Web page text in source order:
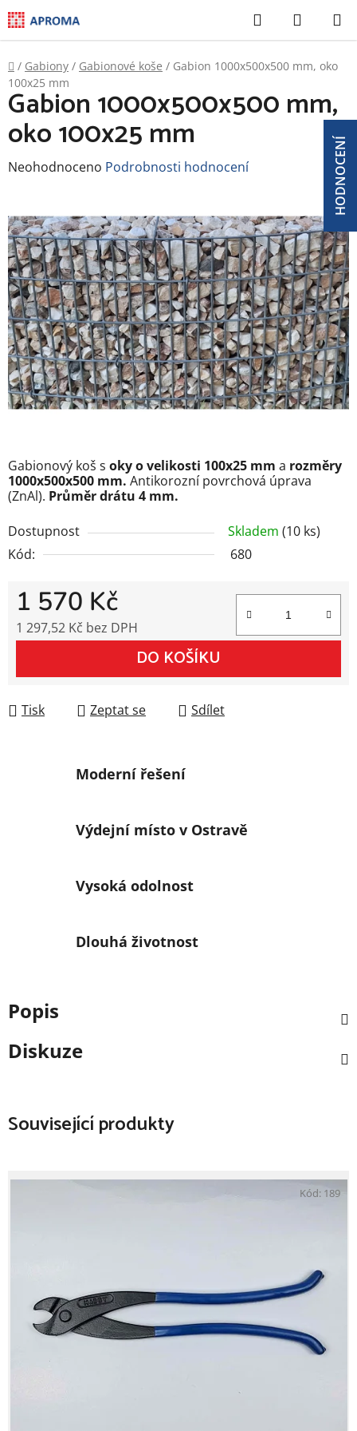
Přejít
na
obsah
Hledat
KOŠÍK
Domů
/ Gabiony / Gabionové koše / Gabion 1000x500x500 mm, oko
100x25 mm
Gabionový koš s oky o velikosti 100x25 mm a rozměry
1000x500x500 mm. Antikorozní povrchová úprava
(ZnAl). Průměr drátu 4 mm.
Dostupnost
Skladem (10 ks)
Kód:
680
1 570 Kč
1 297,52 Kč bez DPH
DO KOŠÍKU
Tisk Zeptat se Sdílet
Gabion 1000x500x500 mm,
oko 100x25 mm
Průměrné
0,0
z
5
hvězdiček.
Neohodnoceno Podrobnosti hodnocení
Moderní řešení
Výdejní místo v Ostravě
Vysoká odolnost
Dlouhá životnost
Popis
Diskuze
Související produkty
Kód: 189
HODNOCENÍ